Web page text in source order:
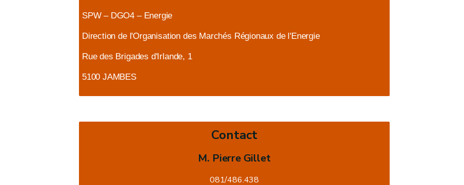
SPW – DGO4 – Energie
Direction de l'Organisation des Marchés Régionaux de l'Energie
Rue des Brigades d'Irlande, 1
5100 JAMBES
Contact
M. Pierre Gillet
081/486.438